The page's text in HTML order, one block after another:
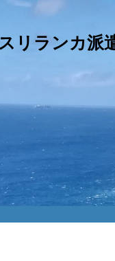
スリランカ派